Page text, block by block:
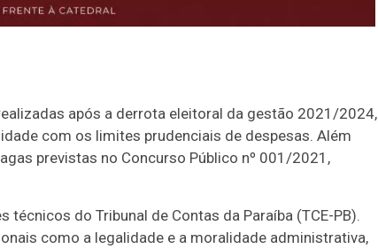
após a derrota eleitoral da gestão 2021/2024,
com os limites prudenciais de despesas. Além
previstas no Concurso Público nº 001/2021,
do Tribunal de Contas da Paraíba (TCE-PB).
como a legalidade e a moralidade administrativa,